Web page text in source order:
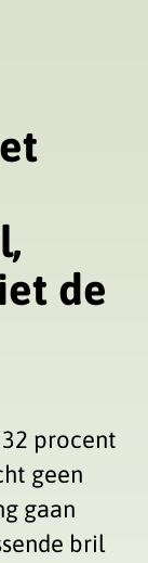
de
procent
geen
gaan
bril